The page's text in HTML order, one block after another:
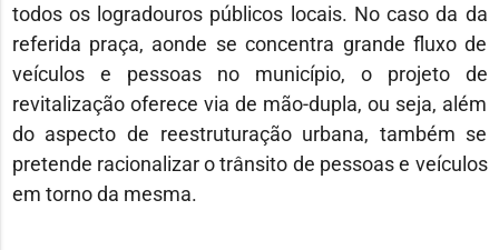
todos os logradouros públicos locais. No caso da da
referida praça, aonde se concentra grande fluxo de
veículos e pessoas no município, o projeto de
revitalização oferece via de mão-dupla, ou seja, além
do aspecto de reestruturação urbana, também se
pretende racionalizar o trânsito de pessoas e veículos
em torno da mesma.